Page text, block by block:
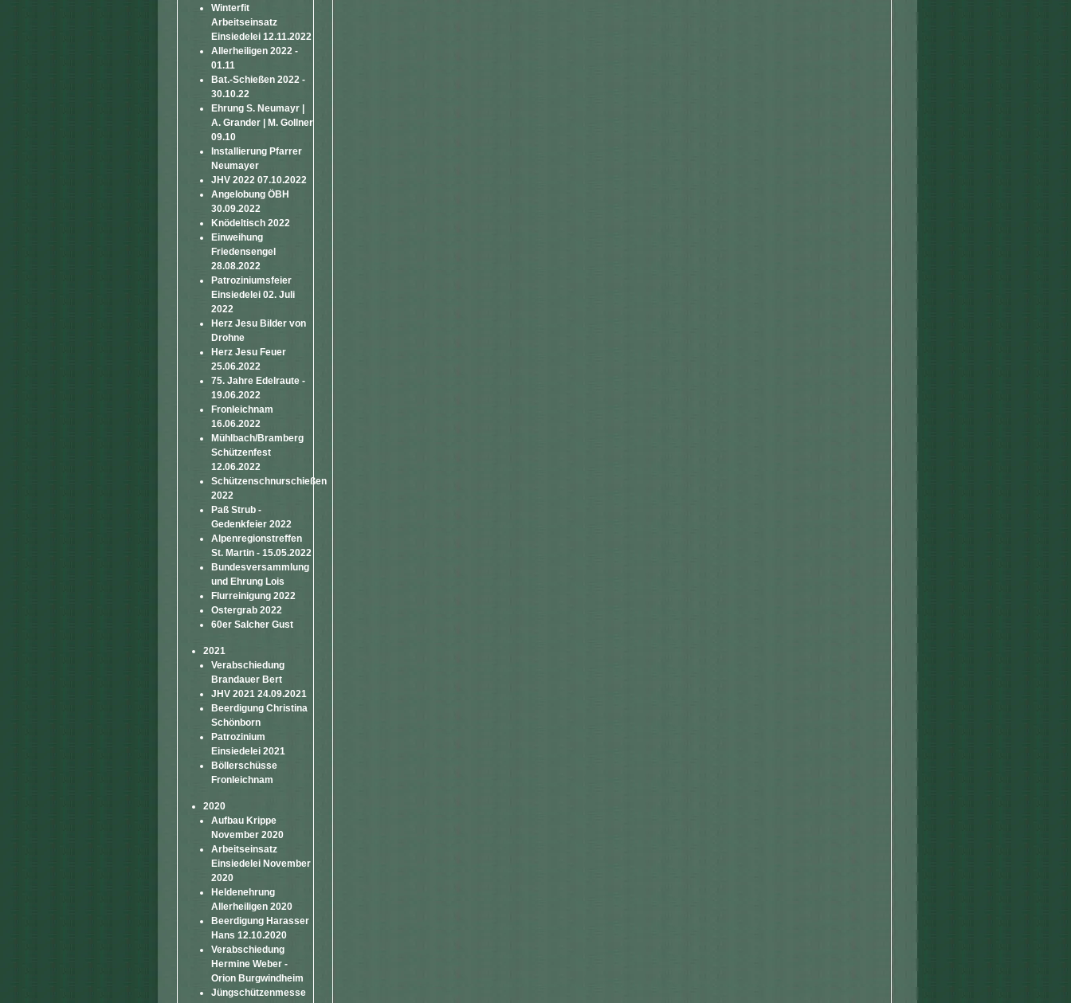
Winterfit
Arbeitseinsatz
Einsiedelei 12.11.2022
Allerheiligen 2022 -
01.11
Bat.-Schießen 2022 -
30.10.22
Ehrung S. Neumayr |
A. Grander | M. Gollner
09.10
Installierung Pfarrer
Neumayer
JHV 2022 07.10.2022
Angelobung ÖBH
30.09.2022
Knödeltisch 2022
Einweihung
Friedensengel
28.08.2022
Patroziniumsfeier
Einsiedelei 02. Juli
2022
Herz Jesu Bilder von
Drohne
Herz Jesu Feuer
25.06.2022
75. Jahre Edelraute -
19.06.2022
Fronleichnam
16.06.2022
Mühlbach/Bramberg
Schützenfest
12.06.2022
Schützenschnurschießen
2022
Paß Strub -
Gedenkfeier 2022
Alpenregionstreffen
St. Martin - 15.05.2022
Bundesversammlung
und Ehrung Lois
Flurreinigung 2022
Ostergrab 2022
60er Salcher Gust
2021
Verabschiedung
Brandauer Bert
JHV 2021 24.09.2021
Beerdigung Christina
Schönborn
Patrozinium
Einsiedelei 2021
Böllerschüsse
Fronleichnam
2020
Aufbau Krippe
November 2020
Arbeitseinsatz
Einsiedelei November
2020
Heldenehrung
Allerheiligen 2020
Beerdigung Harasser
Hans 12.10.2020
Verabschiedung
Hermine Weber -
Orion Burgwindheim
Jüngschützenmesse